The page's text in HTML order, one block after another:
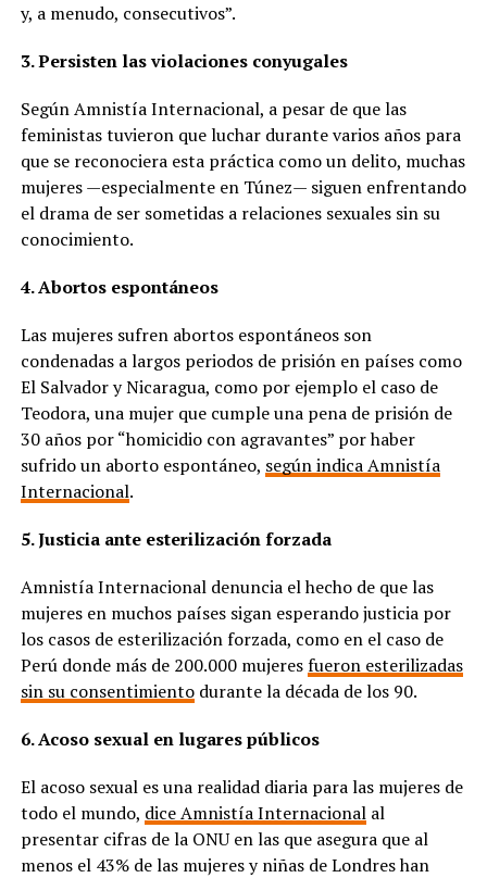
y, a menudo, consecutivos”.
3. Persisten las violaciones conyugales
Según Amnistía Internacional, a pesar de que las
feministas tuvieron que luchar durante varios años para
que se reconociera esta práctica como un delito, muchas
mujeres —especialmente en Túnez— siguen enfrentando
el drama de ser sometidas a relaciones sexuales sin su
conocimiento.
4. Abortos espontáneos
Las mujeres sufren abortos espontáneos son
condenadas a largos periodos de prisión en países como
El Salvador y Nicaragua, como por ejemplo el caso de
Teodora, una mujer que cumple una pena de prisión de
30 años por “homicidio con agravantes” por haber
sufrido un aborto espontáneo, según indica Amnistía
Internacional.
5. Justicia ante esterilización forzada
Amnistía Internacional denuncia el hecho de que las
mujeres en muchos países sigan esperando justicia por
los casos de esterilización forzada, como en el caso de
Perú donde más de 200.000 mujeresfueron esterilizadas
sin su consentimientodurante la década de los 90.
6. Acoso sexual en lugares públicos
El acoso sexual es una realidad diaria para las mujeres de
todo el mundo, dice Amnistía Internacionalal
presentar cifras de la ONU en las que asegura que al
menos el 43% de las mujeres y niñas de Londres han